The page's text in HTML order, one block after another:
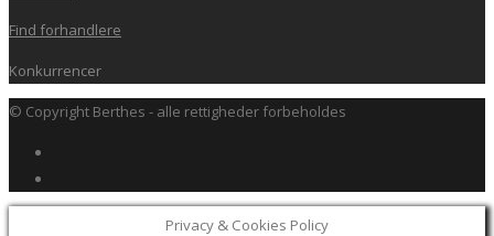
Find forhandlere
Konkurrencer
© Copyright Berthes - alle rettigheder forbeholdes
Privacy & Cookies Policy